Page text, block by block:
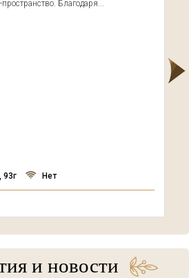
Благодаря...
93г Нет
и новости